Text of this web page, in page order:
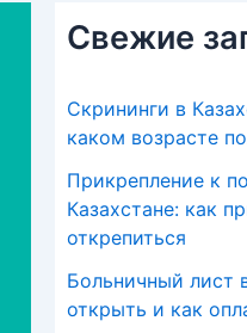
Свежие
Скрининги в
каком возрасте
Прикрепление к
Казахстане: как
открепиться
Больничный лист
открыть и как